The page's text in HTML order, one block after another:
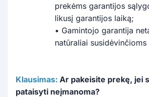
prekėms garantijos
likusį garantijos laiką;
• Gamintojo garantija
natūraliai
Klausimas: Ar pakeisite prekę, jei
pataisyti neįmanoma?